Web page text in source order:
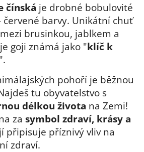
čínská je drobné bobulovité
červené barvy. Unikátní chuť
brusinkou, jablkem a
goji známá jako "klíč k
pohoří je běžnou
tu obyvatelstvo s
délkou života na Zemi!
za symbol zdraví, krásy a
připisuje příznivý vliv na
zdraví.